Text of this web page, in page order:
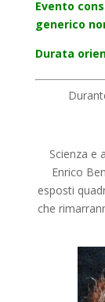
Evento
generico
Durata
Scienza e
Enrico
esposti
che